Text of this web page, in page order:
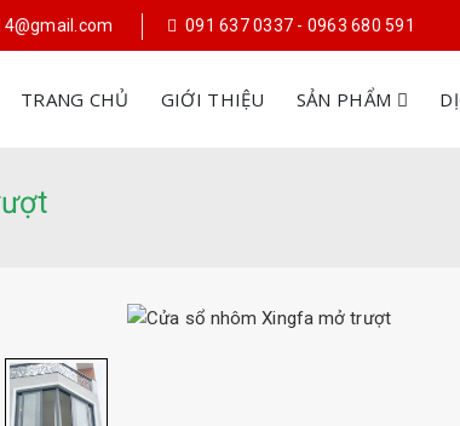
091 637 0337 - 0963 680 591
TRANG CHỦ GIỚI THIỆU SẢN PHẨM